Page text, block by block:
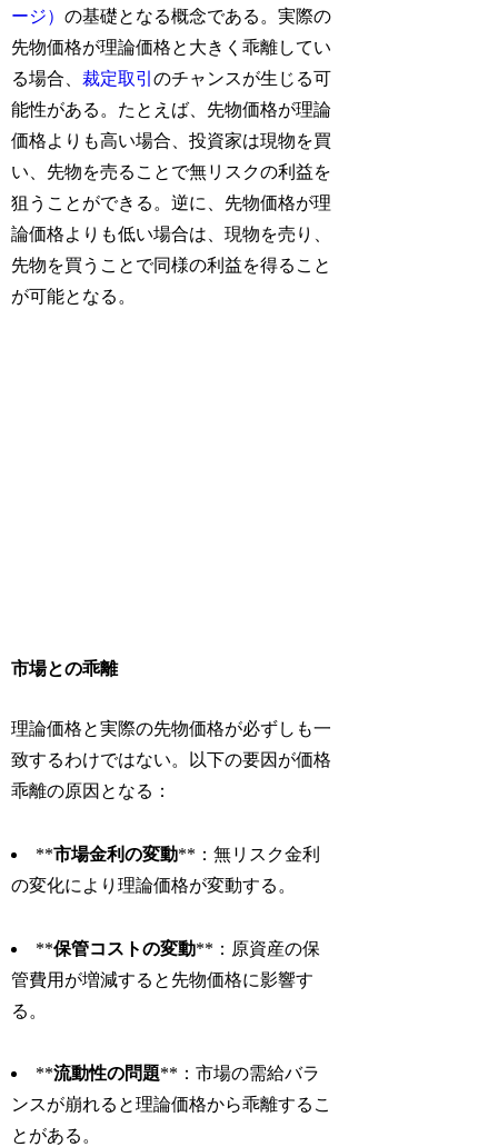
ージ）の基礎となる概念である。実際の
先物価格が理論価格と大きく乖離してい
る場合、裁定取引のチャンスが生じる可
能性がある。たとえば、先物価格が理論
価格よりも高い場合、投資家は現物を買
い、先物を売ることで無リスクの利益を
狙うことができる。逆に、先物価格が理
論価格よりも低い場合は、現物を売り、
先物を買うことで同様の利益を得ること
が可能となる。
市場との乖離
理論価格と実際の先物価格が必ずしも一
致するわけではない。以下の要因が価格
乖離の原因となる：
**市場金利の変動**：無リスク金利
の変化により理論価格が変動する。
**保管コストの変動**：原資産の保
管費用が増減すると先物価格に影響す
る。
**流動性の問題**：市場の需給バラ
ンスが崩れると理論価格から乖離するこ
とがある。